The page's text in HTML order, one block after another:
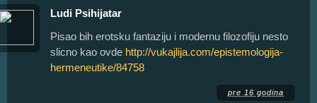
Ludi Psihijatar
Pisao bih erotsku fantaziju i modernu filozofiju nesto
slicno kao ovde http://vukajlija.com/epistemologija-
hermeneutike/84758
pre 16 godina